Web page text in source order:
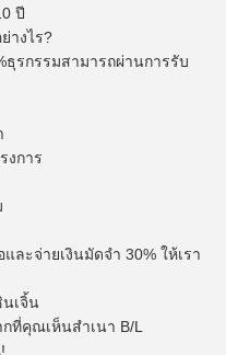
ปี
างไร?
ธุรกรรมสามารถผ่านการรับ
งการ
ะจ่ายเงินมัดจำ 30% ให้เรา
นเจิ้น
ที่คุณเห็นสำเนา B/L